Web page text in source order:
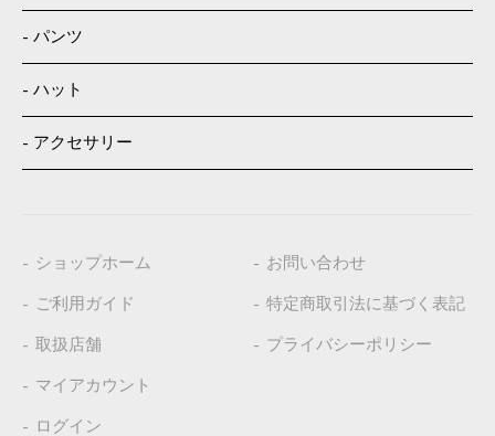
パンツ
ハット
アクセサリー
ショップホーム
ご利用ガイド
取扱店舗
お問い合わせ
特定商取引法に基づく表記
プライバシーポリシー
マイアカウント
ログイン